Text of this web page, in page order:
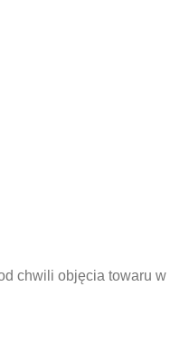
chwili objęcia towaru w